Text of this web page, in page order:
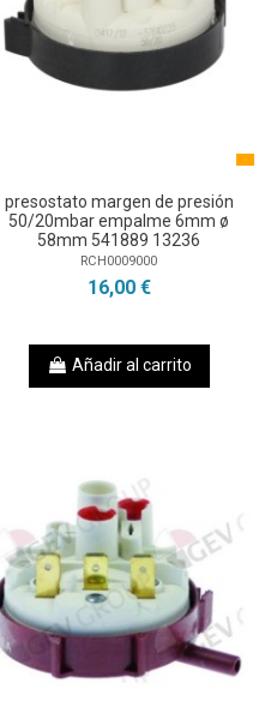
presostato margen de presión
50/20mbar empalme 6mm ø
58mm 541889 13236
RCH0009000
16,00 €
Añadir al carrito